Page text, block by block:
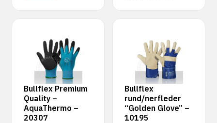
Bullflex Premium
Quality –
AquaThermo –
20307
Bullflex
rund/nerfleder
“Golden Glove” –
10195